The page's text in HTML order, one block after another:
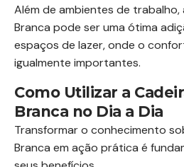
Além de ambientes de trabalho,
Branca pode ser uma ótima
espaços de lazer, onde o
igualmente importantes.
Como Utilizar a
Branca no Dia a Dia
Transformar o conhecimento
Branca em ação prática é